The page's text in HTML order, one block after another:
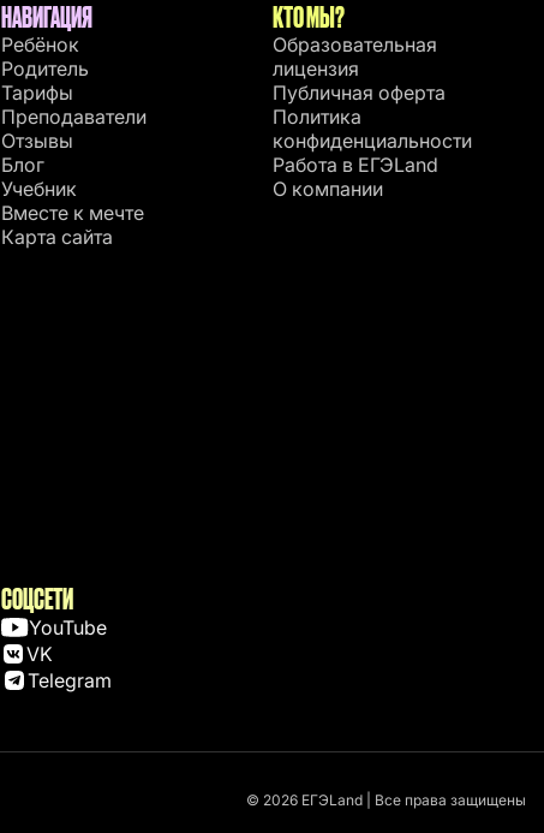
НАВИГАЦИЯ
Ребёнок
Родитель
Тарифы
Преподаватели
Отзывы
Блог
Учебник
Вместе к мечте
Карта сайта
КТО МЫ?
Образовательная
лицензия
Публичная оферта
Политика
конфиденциальности
Работа в EГЭLand
О компании
СОЦСЕТИ
YouTube
VK
Telegram
© 2026 EГЭLand | Все права защищены